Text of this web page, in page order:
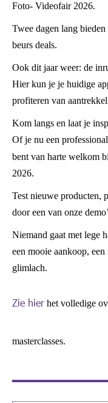
Foto- Videofair 2026.
Twee dagen lang bieden
beurs deals.
Ook dit jaar weer: de
Hier kun je je huidige
profiteren van
Kom langs en laat je
Of je nu een
bent van harte welkom
2026.
Test nieuwe producten,
door een van onze
Niemand gaat met lege
een mooie aankoop,
glimlach.
Zie hier het volledige
masterclasses.